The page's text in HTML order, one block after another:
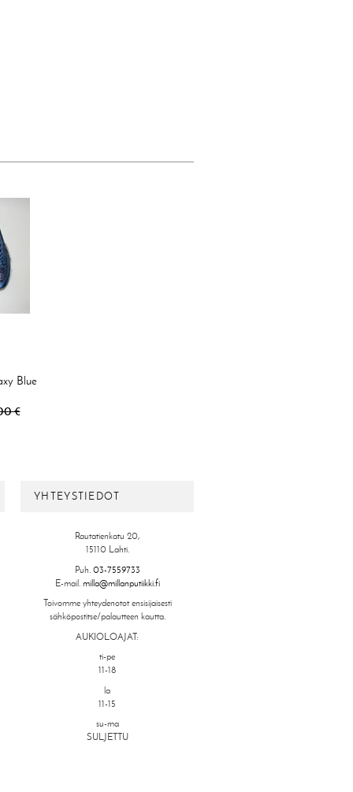
Blue
€
YHTEYSTIEDOT
Rautatienkatu 20,
15110 Lahti.
Puh. 03-7559733
E-mail. milla@millanputiikki.fi
Toivomme yhteydenotot ensisijaisesti
sähköpostitse/palautteen kautta.
AUKIOLOAJAT:
ti-pe
11-18
la
11-15
su-ma
SULJETTU